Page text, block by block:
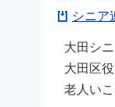
シニア
大田シ
大田区
老人い